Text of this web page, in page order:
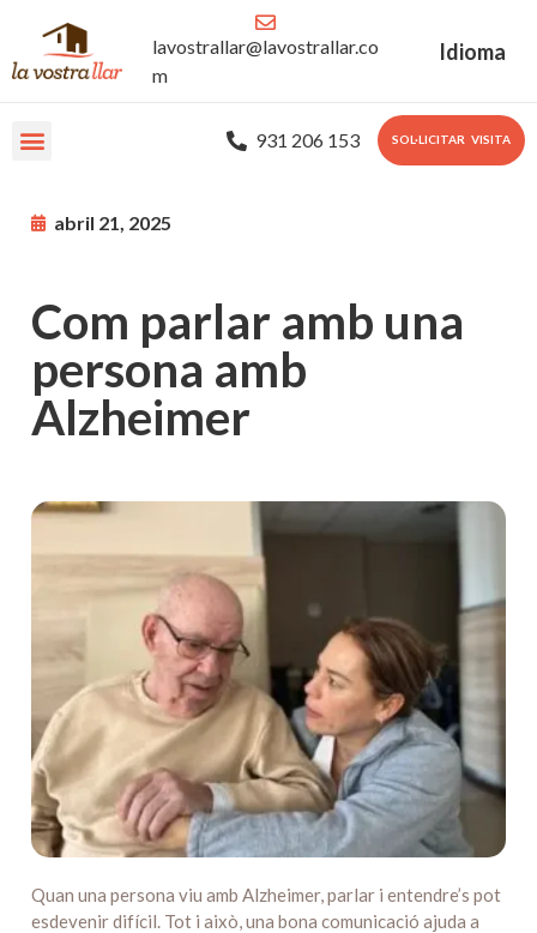
lavostrallar@lavostrallar.co
m
Idioma
931 206 153 SOL·LICITAR VISITA
abril 21, 2025
Com parlar amb una
persona amb
Alzheimer
Quan una persona viu amb Alzheimer, parlar i entendre’s pot
esdevenir difícil. Tot i això, una bona comunicació ajuda a